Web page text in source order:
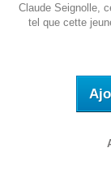
Claude Seignolle,
tel que cette